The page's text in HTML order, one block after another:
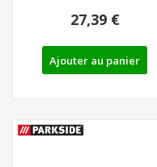
27,39 €
Ajouter au panier